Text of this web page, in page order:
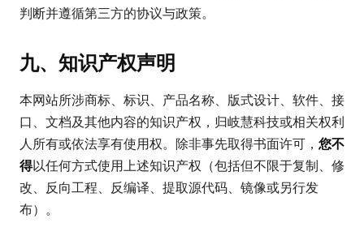
判断并遵循第三方的协议与政策。
九、知识产权声明
本网站所涉商标、标识、产品名称、版式设计、软件、接
口、文档及其他内容的知识产权，归岐慧科技或相关权利
人所有或依法享有使用权。除非事先取得书面许可， 您不
得以任何方式使用上述知识产权（包括但不限于复制、修
改、反向工程、反编译、提取源代码、镜像或另行发
布）。